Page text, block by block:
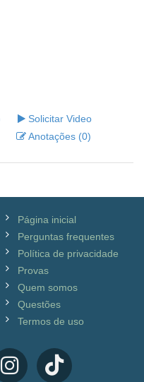
Solicitar Video
Anotações (0)
Página inicial
Perguntas frequentes
Política de privacidade
Provas
Quem somos
Questões
Termos de uso